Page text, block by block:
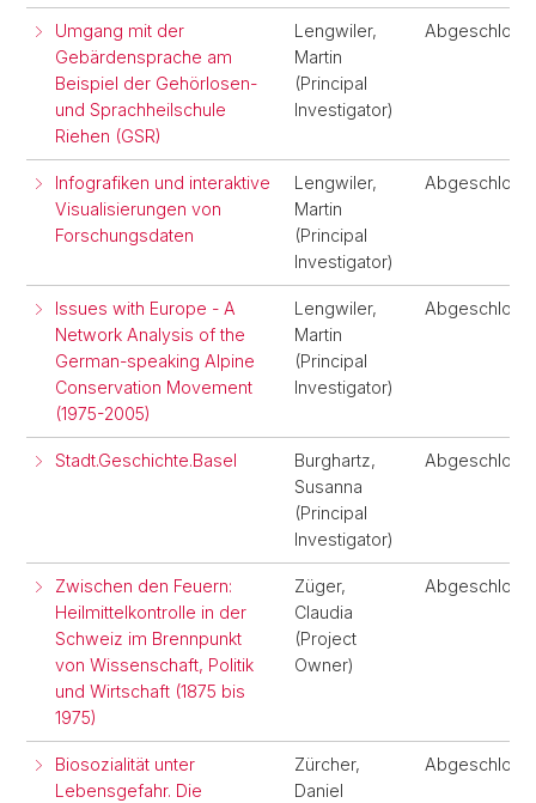
Umgang mit der
Gebärdensprache am
Beispiel der Gehörlosen-
und Sprachheilschule
Riehen (GSR)
Lengwiler,
Martin
(Principal
Investigator)
Infografiken und interaktive
Visualisierungen von
Forschungsdaten
Lengwiler,
Martin
(Principal
Investigator)
Issues with Europe - A
Network Analysis of the
German-speaking Alpine
Conservation Movement
(1975-2005)
Lengwiler,
Martin
(Principal
Investigator)
Stadt.Geschichte.Basel
Burghartz,
Susanna
(Principal
Investigator)
Zwischen den Feuern:
Heilmittelkontrolle in der
Schweiz im Brennpunkt
von Wissenschaft, Politik
und Wirtschaft (1875 bis
1975)
Züger,
Claudia
(Project
Owner)
Biosozialität unter
Lebensgefahr. Die
Zürcher,
Daniel